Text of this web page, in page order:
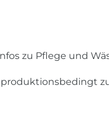
zu Pflege und